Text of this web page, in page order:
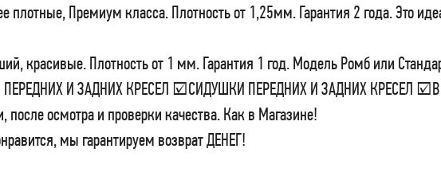
Премиум класса. Плотность от 1,25мм. Гарантия 2 года. Это
красивые. Плотность от 1 мм. Гарантия 1 год. Модель Ромб или
И ЗАДНИХ КРЕСЕЛ ☑СИДУШКИ ПЕРЕДНИХ И ЗАДНИХ КРЕСЕЛ
осмотра и проверки качества. Как в Магазине!
мы гарантируем возврат ДЕНЕГ!